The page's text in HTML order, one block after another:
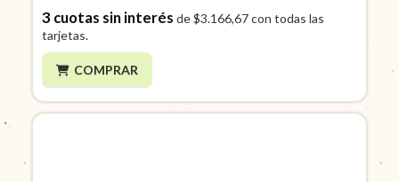
3cuotas sin interés de$3.166,67con todas las
tarjetas.
COMPRAR